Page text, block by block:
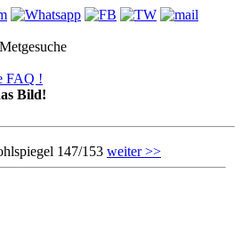
FAQ !
Bild!
147/153 weiter >>